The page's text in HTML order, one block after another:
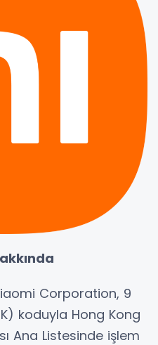
Corporation, 9
koduyla Hong Kong
Ana Listesinde işlem